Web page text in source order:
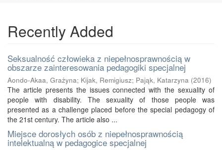
Recently Added
Seksualność człowieka z niepełnosprawnością w
obszarze zainteresowania pedagogiki specjalnej
Aondo-Akaa, Grażyna; Kijak, Remigiusz; Pająk, Katarzyna (2016)
The article presents the issues connected with the sexuality of
people with disability. The sexuality of those people was
presented as a challenge placed before the special pedagogy of
the 21st century. The article also ...
Miejsce dorosłych osób z niepełnosprawnością
intelektualną w pedagogice specjalnej